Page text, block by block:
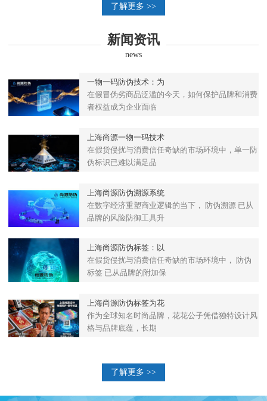
了解更多 >>
新闻资讯
news
一物一码防伪技术：为
在假冒伪劣商品泛滥的今天，如何保护品牌和消费
者权益成为企业面临
上海尚源一物一码技术
在假货侵扰与消费信任奇缺的市场环境中，单一防
伪标识已难以满足品
上海尚源防伪溯源系统
在数字经济重塑商业逻辑的当下， 防伪溯源 已从
品牌的风险防御工具升
上海尚源防伪标签：以
在假货侵扰与消费信任奇缺的市场环境中， 防伪
标签 已从品牌的附加保
上海尚源防伪标签为花
作为全球知名时尚品牌，花花公子凭借独特设计风
格与品牌底蕴，长期
了解更多 >>